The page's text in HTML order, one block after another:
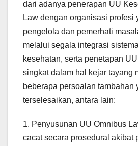
dari adanya penerapan UU
Law dengan organisasi profesi
pengelola dan pemerhati
melalui segala integrasi
kesehatan, serta penetapan
singkat dalam hal kejar tayang
beberapa persoalan tambahan
terselesaikan, antara lain:
1. Penyusunan UU Omnibus
cacat secara prosedural akibat